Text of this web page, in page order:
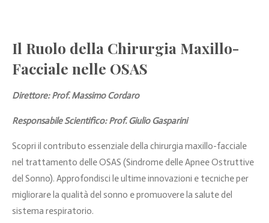
Il Ruolo della Chirurgia Maxillo-
Facciale nelle OSAS
Direttore: Prof. Massimo Cordaro
Responsabile Scientifico: Prof. Giulio Gasparini
Scopri il contributo essenziale della chirurgia maxillo-facciale
nel trattamento delle OSAS (Sindrome delle Apnee Ostruttive
del Sonno). Approfondisci le ultime innovazioni e tecniche per
migliorare la qualità del sonno e promuovere la salute del
sistema respiratorio.